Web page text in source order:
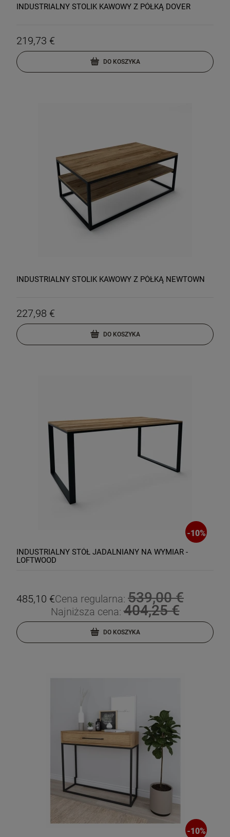
INDUSTRIALNY STOLIK KAWOWY Z PÓŁKĄ DOVER
219,73 €
DO KOSZYKA
INDUSTRIALNY STOLIK KAWOWY Z PÓŁKĄ NEWTOWN
227,98 €
DO KOSZYKA
-10%
INDUSTRIALNY STÓŁ JADALNIANY NA WYMIAR -
LOFTWOOD
485,10 €Cena regularna: 539,00 €
Najniższa cena:404,25 €
DO KOSZYKA
-10%